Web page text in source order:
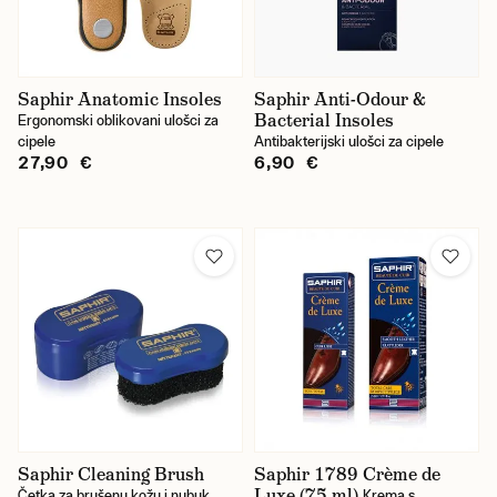
Saphir Anatomic Insoles
Ergonomski oblikovani ulošci za
cipele
27,90 €
Saphir Anti-Odour &
Bacterial Insoles
Antibakterijski ulošci za cipele
6,90 €
Saphir Cleaning Brush
Saphir 1789 Crème de